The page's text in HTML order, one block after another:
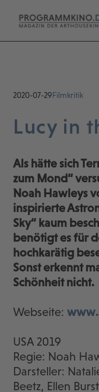
2020-07-29Filmkritik
Lucy in
Als hätte sich
zum Mond“
Noah Hawleys
inspirierte
Sky“ kaum
benötigt es für
hochkarätig
Sonst erkennt
Schönheit nicht.
Webseite:
USA 2019
Regie: Noah
Darsteller:
Beetz, Ellen